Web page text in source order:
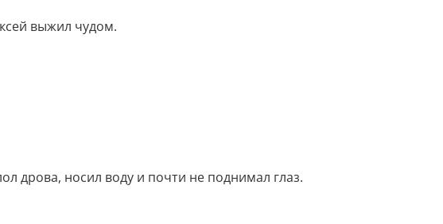
выжил чудом.
дрова, носил воду и почти не поднимал глаз.